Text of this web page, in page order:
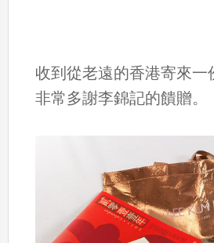
收到從老遠的香港寄來一
非常多謝李錦記的饋贈。